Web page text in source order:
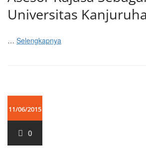
Universitas
… Selengkapnya
11/06/2015
0